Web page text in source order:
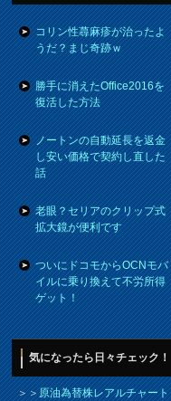
コリン性蕁麻疹が治ったよ
うだ？まじ奇跡ｗ
勝手に消えたOffice2016を
復活した方法
ノートンの自動延長を返金
し安い価格で契約し直した
話
老眼？セリアのクリップ式
拡大鏡が便利です
ついにドコモからOCNモバ
イルに乗り換えて不労所得
ゲット！
気になったら日々チェック！
＞＞原油為替株レアルチャート